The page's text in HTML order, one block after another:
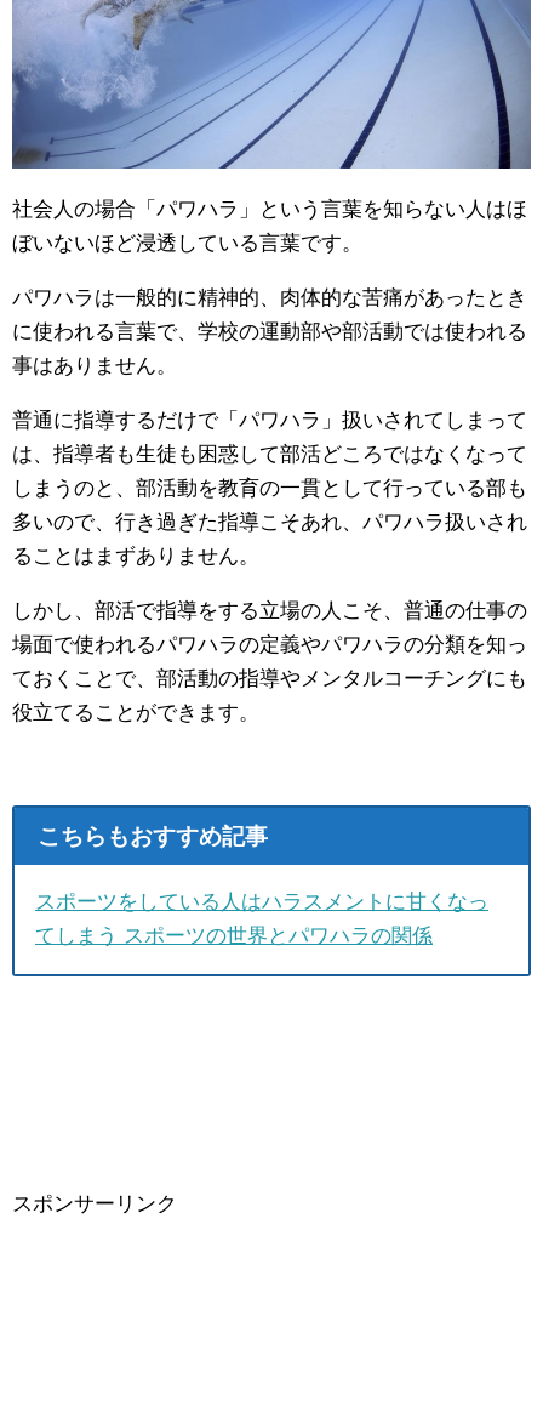
社会人の場合「パワハラ」という言葉を知らない人はほ
ぼいないほど浸透している言葉です。
パワハラは一般的に精神的、肉体的な苦痛があったとき
に使われる言葉で、学校の運動部や部活動では使われる
事はありません。
普通に指導するだけで「パワハラ」扱いされてしまって
は、指導者も生徒も困惑して部活どころではなくなって
しまうのと、部活動を教育の一貫として行っている部も
多いので、行き過ぎた指導こそあれ、パワハラ扱いされ
ることはまずありません。
しかし、部活で指導をする立場の人こそ、普通の仕事の
場面で使われるパワハラの定義やパワハラの分類を知っ
ておくことで、部活動の指導やメンタルコーチングにも
役立てることができます。
こちらもおすすめ記事
スポーツをしている人はハラスメントに甘くなっ
てしまう スポーツの世界とパワハラの関係
スポンサーリンク